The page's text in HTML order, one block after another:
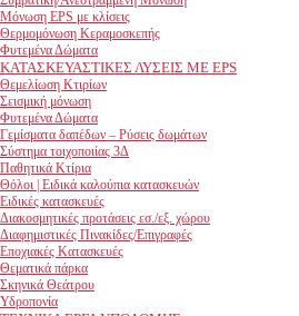
Μόνωση EPS με κλίσεις
Θερμομόνωση Κεραμοσκεπής
Φυτεμένα Δώματα
ΚΑΤΑΣΚΕΥΑΣΤΙΚΕΣ ΛΥΣΕΙΣ ΜΕ EPS
Θεμελίωση Κτιρίων
Σεισμική μόνωση
Φυτεμένα Δώματα
Γεμίσματα δαπέδων – Ρύσεις δωμάτων
Σύστημα τοιχοποιίας 3Δ
Παθητικά Κτίρια
Θόλοι | Ειδικά καλούπια κατασκευών
Ειδικές κατασκευές
Διακοσμητικές προτάσεις εσ./εξ. χώρου
Διαφημιστικές Πινακίδες/Επιγραφές
Εποχιακές Κατασκευές
Θεματικά πάρκα
Σκηνικά Θεάτρου
Υδροπονία